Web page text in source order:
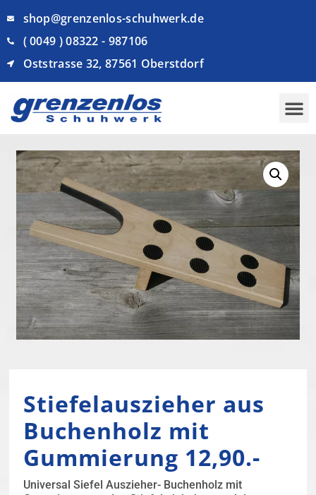
shop@grenzenlos-schuhwerk.de
( 0049 ) 08322 - 987106
Oststrasse 32, 87561 Oberstdorf
Stiefelauszieher aus
Buchenholz mit
Gummierung 12,90.-
Universal Siefel Auszieher- Buchenholz mit